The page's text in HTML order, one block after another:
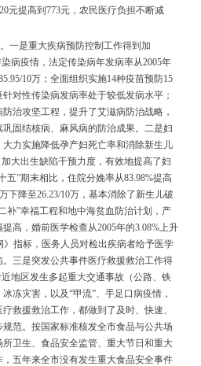
元提高到 773元，农民医疗负担不断减
一是重大疾病预防控制工作得到加
病疫情，法定传染病年发病率从2005年
10万；全面组织实施14种疫苗预防15
对性传染病发病率处于较低发病水平；
治攻坚工程，提升了艾滋病防治战略，
固结核病、麻风病的防治成果。二是妇
力实施降低孕产妇死亡率和消除新生儿
加大出生缺陷干预力度，有效地提高了妇
五”期末相比，住院分娩率从83.98%提高
万下降至26.23/10万，基本消除了新生儿破
补”幸福工程和地中海贫血防治计划，产
高，婚前医学检查从2005年的3.08%上升
》指标，医务人员对检出疾病者给予医学
三是突发公共事件医疗救援救治工作得
地区发生多起重大交通事故（公路、铁
冻灾害，以及“甲流”、手足口病疫情，
救援救治工作，都做到了及时、快速、
范。按国家标准核发全市食品与公共场
卫生、食品安全监管、重大节日和重大
五年来全市没有发生重大食品安全事件